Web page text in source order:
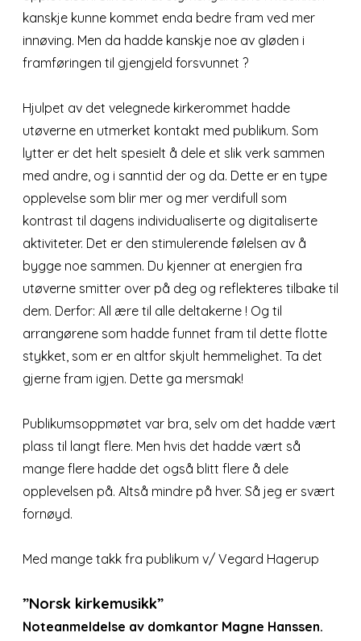
kanskje kunne kommet enda bedre fram ved mer
innøving. Men da hadde kanskje noe av gløden i
framføringen til gjengjeld forsvunnet ?
Hjulpet av det velegnede kirkerommet hadde
utøverne en utmerket kontakt med publikum. Som
lytter er det helt spesielt å dele et slik verk sammen
med andre, og i sanntid der og da. Dette er en type
opplevelse som blir mer og mer verdifull som
kontrast til dagens individualiserte og digitaliserte
aktiviteter. Det er den stimulerende følelsen av å
bygge noe sammen. Du kjenner at energien fra
utøverne smitter over på deg og reflekteres tilbake til
dem. Derfor: All ære til alle deltakerne ! Og til
arrangørene som hadde funnet fram til dette flotte
stykket, som er en altfor skjult hemmelighet. Ta det
gjerne fram igjen. Dette ga mersmak!
Publikumsoppmøtet var bra, selv om det hadde vært
plass til langt flere. Men hvis det hadde vært så
mange flere hadde det også blitt flere å dele
opplevelsen på. Altså mindre på hver. Så jeg er svært
fornøyd.
Med mange takk fra publikum v/ Vegard Hagerup
”Norsk kirkemusikk”
Noteanmeldelse av domkantor Magne Hanssen.